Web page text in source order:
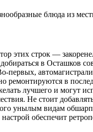
блюда из
этих строк —
в Осташков
первых,
ремонтируются в
лучшего и могут
Не стоит
унылым видам
обеспечит